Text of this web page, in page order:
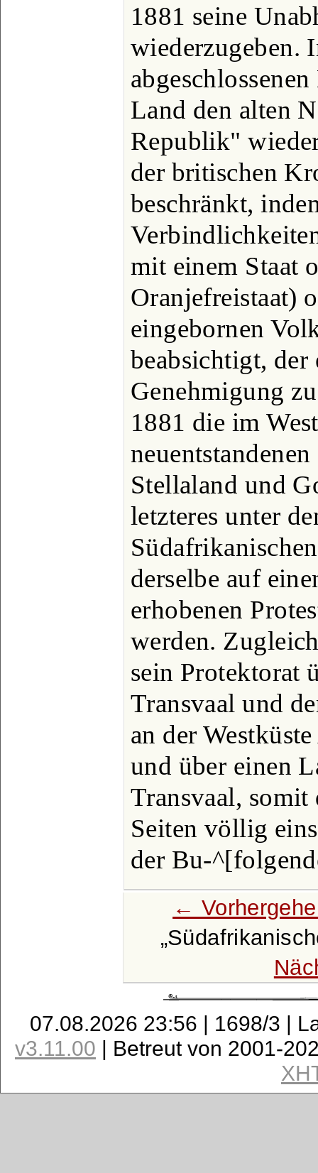
1881 seine
wiederzugeben.
Land den alten
Republik"
der britischen
beschränkt,
mit einem Staat
Oranjefreistaat)
eingebornen
beabsichtigt,
Genehmigung
1881 die im
Stellaland und
letzteres unter
derselbe auf
erhobenen
werden.
sein Protektorat
Transvaal und
an der
und über einen
Transvaal, somit
Seiten völlig
der Bu-
←
07.08.2026 23:56 | 1698/3 |
v3.11.00 | Betreut von 2001-